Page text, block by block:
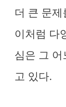
더 큰 문제
이처럼 다
심은 그 어
고 있다.